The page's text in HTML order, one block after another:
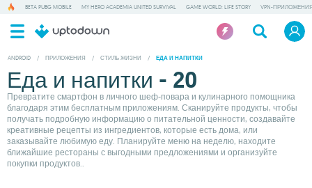
BETA PUBG MOBILE MY HERO ACADEMIA UNITED SURVIVAL GAME WORLD: LIFE STORY VPN-
ANDROID / ПРИЛОЖЕНИЯ / СТИЛЬ ЖИЗНИ / ЕДА И НАПИТКИ
Еда и напитки - 20
Превратите смартфон в личного шеф-повара и кулинарного помощника
благодаря этим бесплатным приложениям. Сканируйте продукты, чтобы
получать подробную информацию о питательной ценности, создавайте
креативные рецепты из ингредиентов, которые есть дома, или
заказывайте любимую еду. Планируйте меню на неделю, находите
ближайшие рестораны с выгодными предложениями и организуйте
покупки продуктов..